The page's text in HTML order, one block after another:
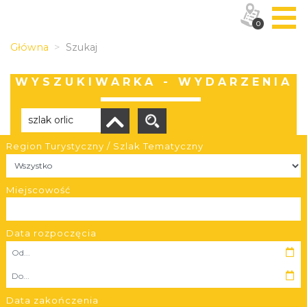
Główna Szukaj
WYSZUKIWARKA - WYDARZENIA
Region Turystyczny / Szlak Tematyczny
Miejscowość
Data rozpoczęcia
Data zakończenia
Brak wyników
TRASY
0